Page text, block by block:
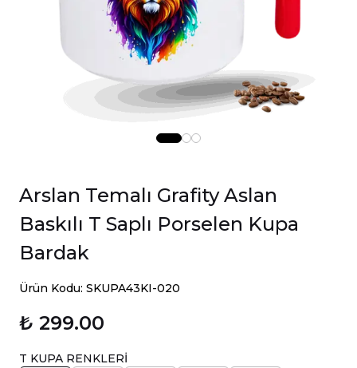
Arslan Temalı Grafity Aslan
Baskılı T Saplı Porselen Kupa
Bardak
Ürün Kodu: SKUPA43KI-020
₺ 299.00
T KUPA RENKLERİ